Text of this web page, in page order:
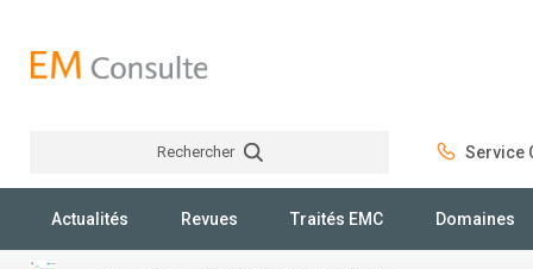
Rechercher Service
Actualités Revues Traités EMC Domaines